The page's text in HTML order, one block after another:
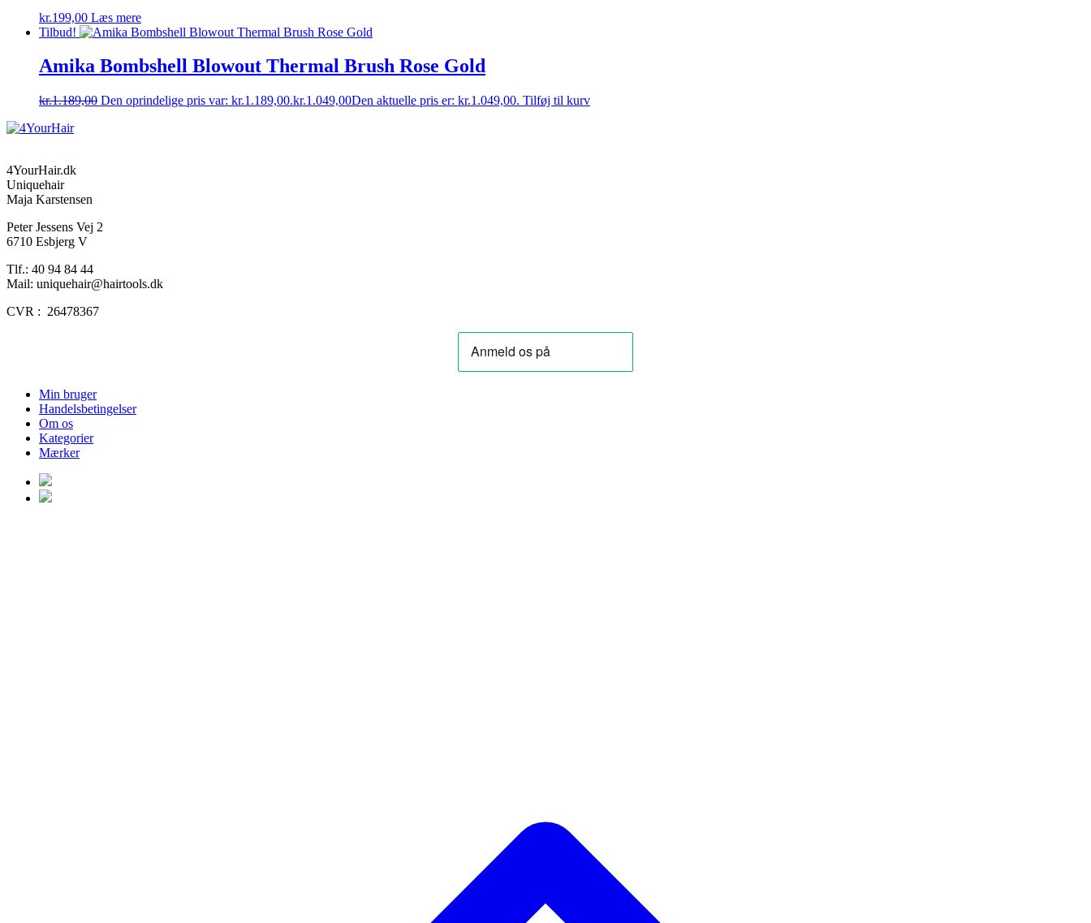
kr.199,00 Læs mere
Tilbud!
Amika Bombshell Blowout Thermal Brush Rose Gold
kr.1.189,00 Den oprindelige pris var: kr.1.189,00.kr.1.049,00Den aktuelle pris er: kr.1.049,00. Tilføj til kurv
4YourHair.dk
Uniquehair
Maja Karstensen
Peter Jessens Vej 2
6710 Esbjerg V
Tlf.: 40 94 84 44
Mail: uniquehair@hairtools.dk
CVR : 26478367
Min bruger
Handelsbetingelser
Om os
Kategorier
Mærker